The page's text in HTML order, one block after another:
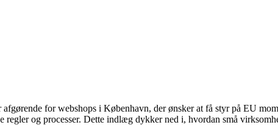
for webshops i København, der ønsker at få styr på EU
regler og processer. Dette indlæg dykker ned i, hvordan små